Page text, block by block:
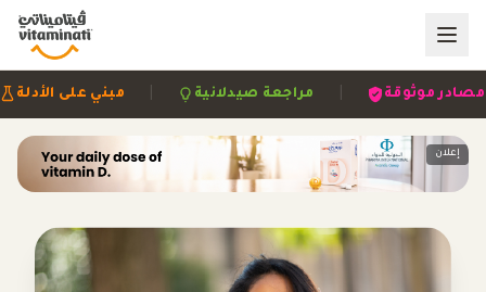
مبني على | مراجعة صيدلانية | مصادر موثوقة |
إعلان